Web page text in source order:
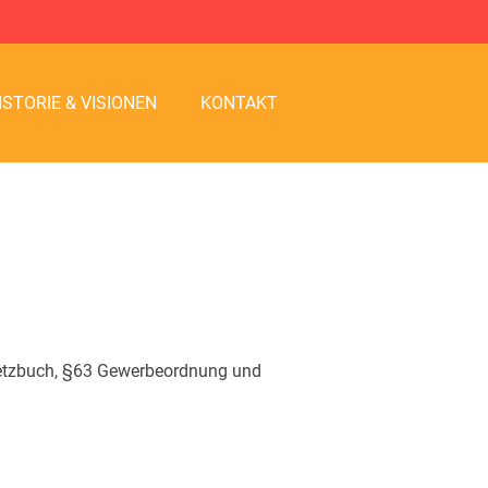
& VISIONEN KONTAKT
§63 Gewerbeordnung und